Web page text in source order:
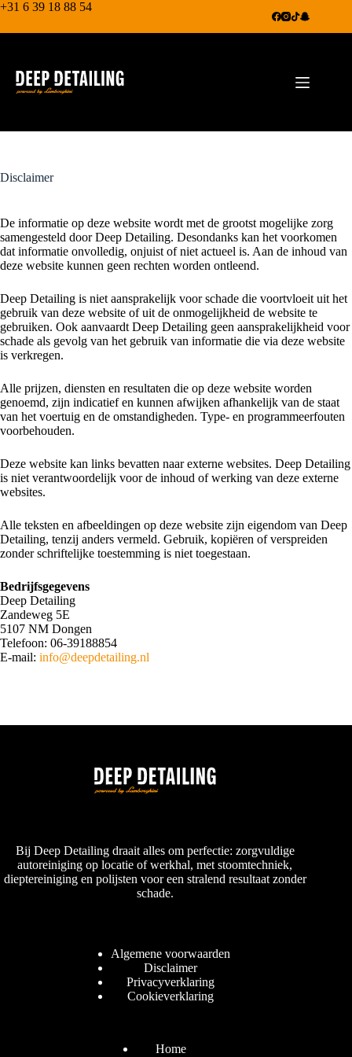
+31 6 39 18 88 54
Disclaimer
De informatie op deze website wordt met de grootst mogelijke zorg
samengesteld door Deep Detailing. Desondanks kan het voorkomen
dat informatie onvolledig, onjuist of niet actueel is. Aan de inhoud van
deze website kunnen geen rechten worden ontleend.
Deep Detailing is niet aansprakelijk voor schade die voortvloeit uit het
gebruik van deze website of uit de onmogelijkheid de website te
gebruiken. Ook aanvaardt Deep Detailing geen aansprakelijkheid voor
schade als gevolg van het gebruik van informatie die via deze website
is verkregen.
Alle prijzen, diensten en resultaten die op deze website worden
genoemd, zijn indicatief en kunnen afwijken afhankelijk van de staat
van het voertuig en de omstandigheden. Type- en programmeerfouten
voorbehouden.
Deze website kan links bevatten naar externe websites. Deep Detailing
is niet verantwoordelijk voor de inhoud of werking van deze externe
websites.
Alle teksten en afbeeldingen op deze website zijn eigendom van Deep
Detailing, tenzij anders vermeld. Gebruik, kopiëren of verspreiden
zonder schriftelijke toestemming is niet toegestaan.
Bedrijfsgegevens
Deep Detailing
Zandeweg 5E
5107 NM Dongen
Telefoon: 06-39188854
E-mail: info@deepdetailing.nl
Bij Deep Detailing draait alles om perfectie: zorgvuldige
autoreiniging op locatie of werkhal, met stoomtechniek,
dieptereiniging en polijsten voor een stralend resultaat zonder
schade.
Algemene voorwaarden
Disclaimer
Privacyverklaring
Cookieverklaring
Home